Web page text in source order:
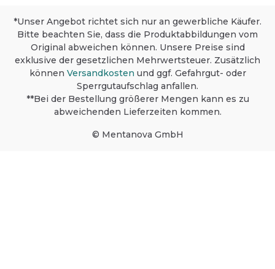
*Unser Angebot richtet sich nur an gewerbliche Käufer.
Bitte beachten Sie, dass die Produktabbildungen vom
Original abweichen können. Unsere Preise sind
exklusive der gesetzlichen Mehrwertsteuer. Zusätzlich
können Versandkosten und ggf. Gefahrgut- oder
Sperrgutaufschlag anfallen.
**Bei der Bestellung größerer Mengen kann es zu
abweichenden Lieferzeiten kommen.
© Mentanova GmbH